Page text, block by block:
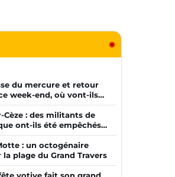
du mercure et retour
week-end, où vont-ils
Cèze : des militants de
ont-ils été empêchés
la mairie ?
: un octogénaire
la plage du Grand Travers